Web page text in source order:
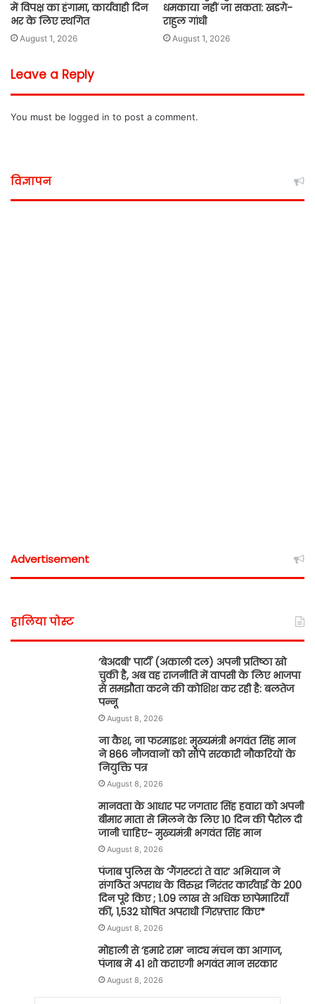
में विपक्ष का हंगामा, कार्यवाही दिन
भर के लिए स्थगित
August 1, 2026
धमकाया नहीं जा सकता: खडग़े-
राहुल गांधी
August 1, 2026
Leave a Reply
You must be logged in to post a comment.
विज्ञापन
Advertisement
हालिया पोस्ट
‘बेअदबी’ पार्टी (अकाली दल) अपनी प्रतिष्ठा खो
चुकी है, अब वह राजनीति में वापसी के लिए भाजपा
से समझौता करने की कोशिश कर रही है: बलतेज
पन्नू
August 8, 2026
ना कैश, ना फरमाइश: मुख्यमंत्री भगवंत सिंह मान
ने 866 नौजवानों को सौंपे सरकारी नौकरियों के
नियुक्ति पत्र
August 8, 2026
मानवता के आधार पर जगतार सिंह हवारा को अपनी
बीमार माता से मिलने के लिए 10 दिन की पैरोल दी
जानी चाहिए- मुख्यमंत्री भगवंत सिंह मान
August 8, 2026
पंजाब पुलिस के ‘गैंगस्टरां ते वार’ अभियान ने
संगठित अपराध के विरुद्ध निरंतर कार्रवाई के 200
दिन पूरे किए ; 1.09 लाख से अधिक छापेमारियाँ
कीं, 1,532 घोषित अपराधी गिरफ़्तार किए*
August 8, 2026
मोहाली से ‘हमारे राम’ नाट्य मंचन का आगाज,
पंजाब में 41 शो कराएगी भगवंत मान सरकार
August 8, 2026